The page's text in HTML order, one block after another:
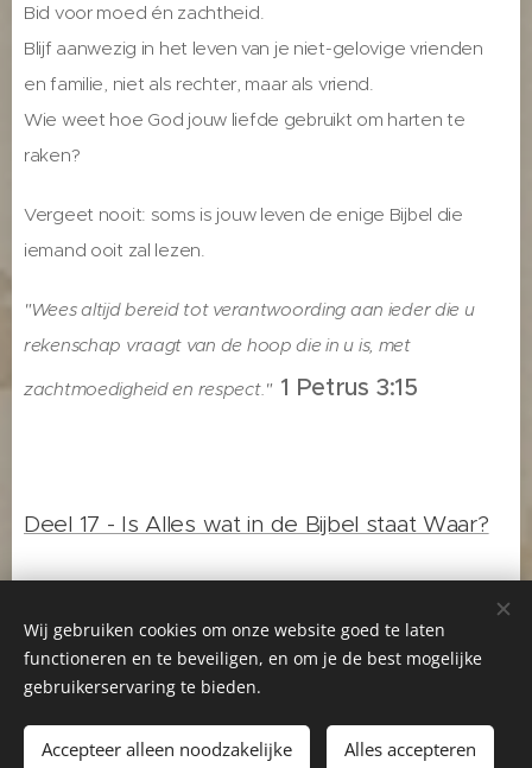
Bid voor moed én zachtheid.
Blijf aanwezig in het leven van je niet-gelovige vrienden
en familie, niet als rechter, maar als vriend.
Wie weet hoe God jouw liefde gebruikt om harten te
raken?
Vergeet nooit: soms is jouw leven de enige Bijbel die
iemand ooit zal lezen.
"Wees altijd bereid tot verantwoording aan ieder die u
rekenschap vraagt van de hoop die in u is, met
zachtmoedigheid en respect." 1 Petrus 3:15
Deel 17 - Is Alles wat in de Bijbel staat Waar?
Gerda Huizinga - Greetje Jansen
Facebook Gerda Huizinga-Facebook Greetje Jansen
Wij gebruiken cookies om onze website goed te laten
functioneren en te beveiligen, en om je de best mogelijke
gebruikerservaring te bieden.
Accepteer alleen noodzakelijke Alles accepteren